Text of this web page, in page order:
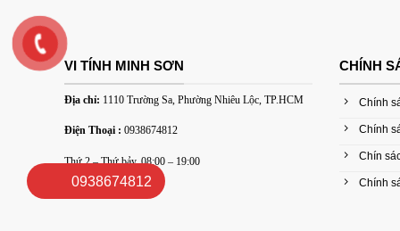
VI TÍNH MINH SƠN
Địa chỉ: 1110 Trường Sa, Phường Nhiêu Lộc, TP.HCM
Điện Thoại : 0938674812
Thứ 2 – Thứ bảy, 08:00 – 19:00
CHÍNH
Chính
Chính
Chín
Chính
0938674812